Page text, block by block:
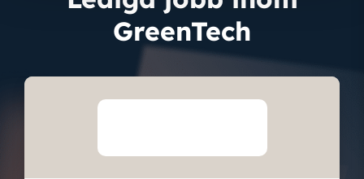
GreenTech